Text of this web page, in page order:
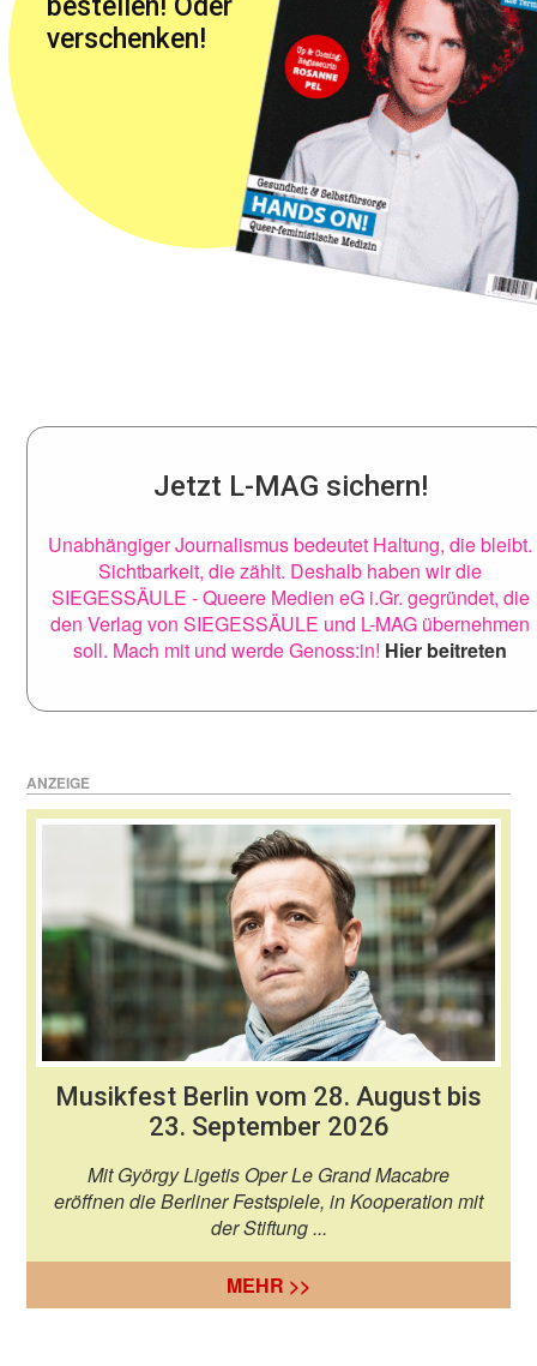
bestellen! Oder
verschenken!
Jetzt L-MAG sichern!
Unabhängiger Journalismus bedeutet Haltung, die bleibt.
Sichtbarkeit, die zählt. Deshalb haben wir die
SIEGESSÄULE - Queere Medien eG i.Gr. gegründet, die
den Verlag von SIEGESSÄULE und L-MAG übernehmen
soll. Mach mit und werde Genoss:in! Hier beitreten
ANZEIGE
Musikfest Berlin vom 28. August bis
23. September 2026
Mit György Ligetis Oper Le Grand Macabre
eröffnen die Berliner Festspiele, in Kooperation mit
der Stiftung ...
MEHR >>